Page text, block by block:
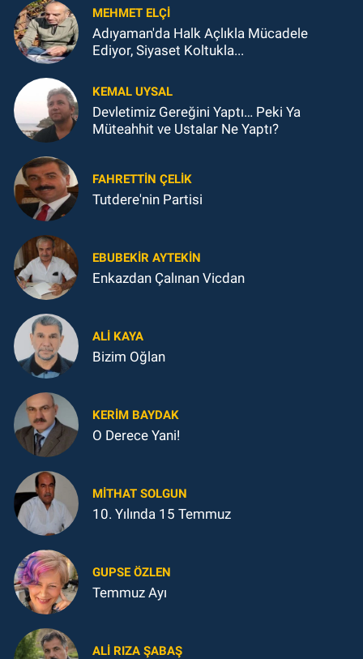
MEHMET ELÇI
Adıyaman'da Halk Açlıkla Mücadele
Ediyor, Siyaset Koltukla...
KEMAL UYSAL
Devletimiz Gereğini Yaptı… Peki Ya
Müteahhit ve Ustalar Ne Yaptı?
FAHRETTIN ÇELİK
Tutdere'nin Partisi
EBUBEKIR AYTEKIN
Enkazdan Çalınan Vicdan
ALI KAYA
Bizim Oğlan
KERIM BAYDAK
O Derece Yani!
MITHAT SOLGUN
10. Yılında 15 Temmuz
GUPSE ÖZLEN
Temmuz Ayı
ALI RIZA ŞABAŞ